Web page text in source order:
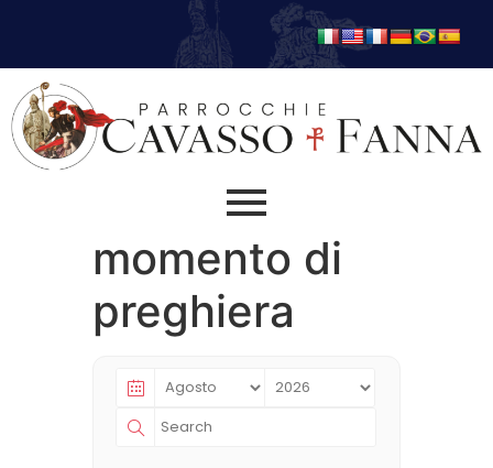
momento di
preghiera